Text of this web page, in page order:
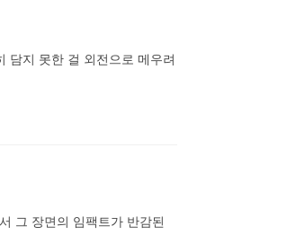
담지 못한 걸 외전으로 메우려
그 장면의 임팩트가 반감된